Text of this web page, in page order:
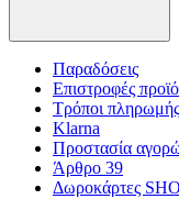
Παραδόσεις
Επιστροφές
Τρόποι πληρωμής
Klarna
Προστασία
Άρθρο 39
Δωροκάρτες